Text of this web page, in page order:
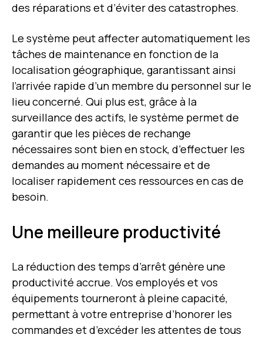
des réparations et d’éviter des catastrophes.
Le système peut affecter automatiquement les
tâches de maintenance en fonction de la
localisation géographique, garantissant ainsi
l’arrivée rapide d’un membre du personnel sur le
lieu concerné. Qui plus est, grâce à la
surveillance des actifs, le système permet de
garantir que les pièces de rechange
nécessaires sont bien en stock, d’effectuer les
demandes au moment nécessaire et de
localiser rapidement ces ressources en cas de
besoin.
Une meilleure productivité
La réduction des temps d’arrêt génère une
productivité accrue. Vos employés et vos
équipements tourneront à pleine capacité,
permettant à votre entreprise d’honorer les
commandes et d’excéder les attentes de tous